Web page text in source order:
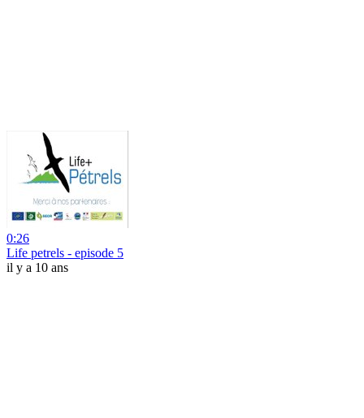
0:26
Life petrels - episode 5
il y a 10 ans